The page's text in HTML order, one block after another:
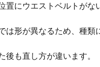
置にウエストベルトがな
は形が異なるため、種類
後も直し方が違います。